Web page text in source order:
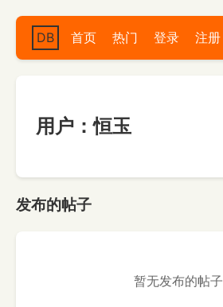
DB 首页 热门 登录 注册
用户：恒玉
发布的帖子
暂无发布的帖子